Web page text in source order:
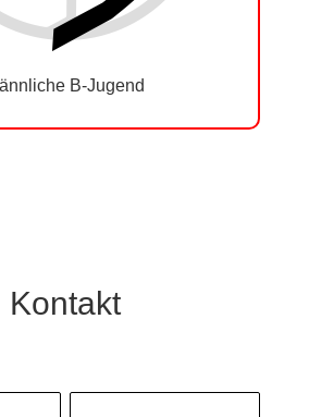
B-Jugend
Kontakt